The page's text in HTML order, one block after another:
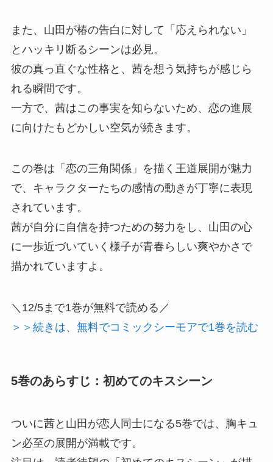
また、山田が椿の告白に対して「応えられない」
とハッキリ断るシーンは必見。
彼の真っ直ぐな性格と、茜を想う気持ちが感じら
れる瞬間です。
一方で、茜はこの事実を知らないため、恋の進展
に向けたもどかしい空気が続きます。
この巻は「恋の三角関係」を描く王道展開が魅力
で、キャラクターたちの感情の動きが丁寧に表現
されています。
茜が自分に自信を持つための努力をし、山田の心
に一歩近づいていく様子が青春らしい爽やかさで
描かれていますよ。
＼12/5まで1巻が無料で読める／
＞＞続きは、無料でコミックシーモアで1巻を読む
5巻のあらすじ：初めてのキスシーン
ついに茜と山田が恋人同士になる5巻では、胸キュ
ン必至の展開が満載です。